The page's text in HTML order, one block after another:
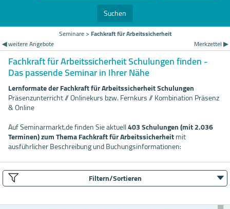
Suchen
Seminare> Fachkraft für Arbeitssicherheit
◀ weitere Angebote
Merkzettel ▶
Fachkraft für Arbeitssicherheit Schulungen finden -
Das passende Seminar in Ihrer Nähe
Lernformate der Fachkraft für Arbeitssicherheit Schulungen
Präsenzunterricht // Onlinekurs bzw. Fernkurs // Kombination Präsenz
& Online
Auf Seminarmarkt.de finden Sie aktuell403 Schulungen (mit 2.036
Terminen) zum Thema Fachkraft für Arbeitssicherheitmit
ausführlicher Beschreibung und Buchungsinformationen:
Filtern/Sortieren